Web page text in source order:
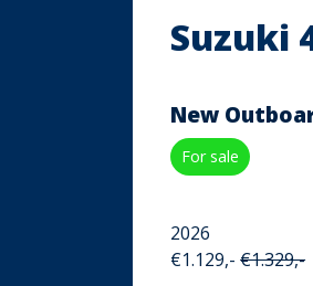
Suzuki
New
For sale
2026
€1.129,-€1.329,-